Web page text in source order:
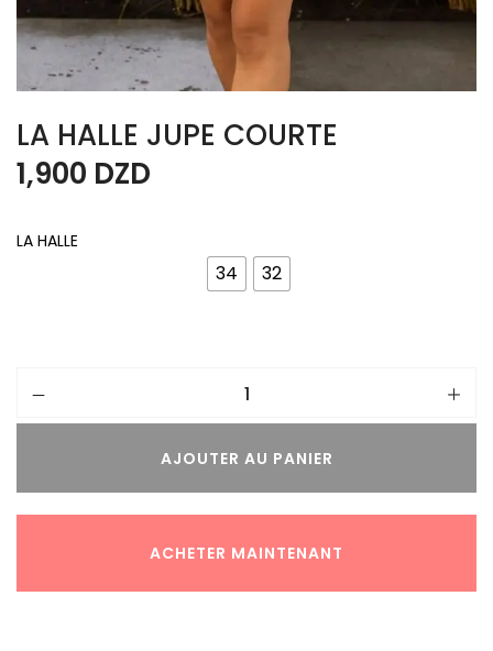
LA HALLE JUPE COURTE
1,900 DZD
34 32
AJOUTER AU PANIER
ACHETER MAINTENANT
LA HALLE